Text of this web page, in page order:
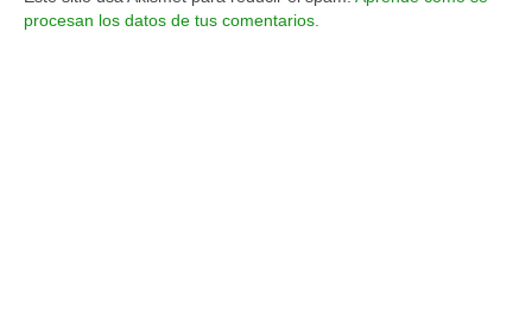
procesan los datos de tus comentarios.